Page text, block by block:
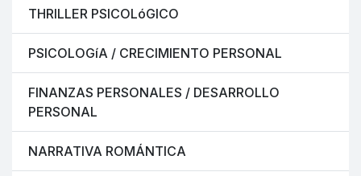
THRILLER PSICOLóGICO
PSICOLOGíA / CRECIMIENTO PERSONAL
FINANZAS PERSONALES / DESARROLLO
PERSONAL
NARRATIVA ROMÁNTICA